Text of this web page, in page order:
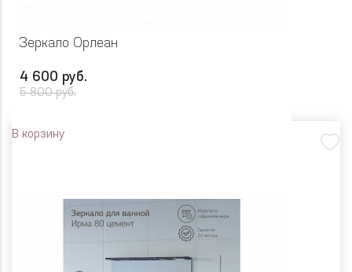
Зеркало Орлеан
4 600 руб.
5 800 руб.
В корзину